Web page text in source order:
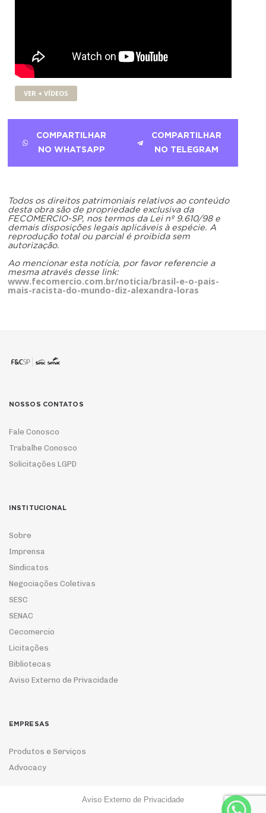
VER + VÍDEOS
COMPARTILHAR
NO WHATSAPP
COMPARTILHAR
NO TELEGRAM
Todos os direitos patrimoniais relativos ao conteúdo
desta obra são de propriedade exclusiva da
FECOMERCIO-SP, nos termos da Lei nº 9.610/98 e
demais disposições legais aplicáveis à espécie. A
reprodução total ou parcial é proibida sem
autorização.
Ao mencionar esta notícia, por favor referencie a
mesma através desse link:
www.fecomercio.com.br/noticia/brasil-e-o-pais-
mais-racista-do-mundo-diz-alexandra-loras
NOSSOS CONTATOS
Fale Conosco
Trabalhe Conosco
Solicitações LGPD
INSTITUCIONAL
Sobre
Imprensa
Sindicatos
Negociações Coletivas
SESC
SENAC
Cecomercio
Licitações
Bibliotecas
Aviso Externo de Privacidade
EMPRESAS
Produtos e Serviços
Advocacy
Aviso Externo de Privacidade